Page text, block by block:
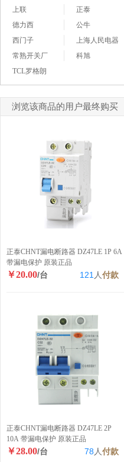
上联
正泰
德力西
公牛
西门子
上海人民电器
常熟开关厂
科旭
TCL罗格朗
浏览该商品的用户最终购买
正泰CHNT漏电断路器 DZ47LE 1P 6A
带漏电保护 原装正品
￥20.00/台 121 人付款
正泰CHNT漏电断路器 DZ47LE 2P
10A 带漏电保护 原装正品
￥28.00/台 78 人付款